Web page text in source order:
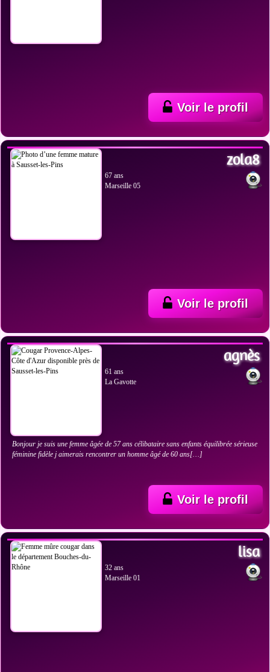
Voir le profil
zola8
67 ans
Marseille 05
Voir le profil
VOIR LES PHOTOS
agnès
61 ans
La Gavotte
Bonjour je suis une femme âgée de 57 ans célibataire sans enfants équilibrée sérieuse
féminine fidèle j aimerais rencontrer un homme âgé de 60 ans[…]
Voir le profil
VOIR LES PHOTOS
lisa
32 ans
Marseille 01